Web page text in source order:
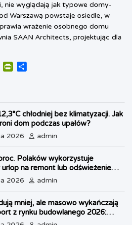
nie wyglądają jak typowe domy-
Warszawą powstaje osiedle, w
wrażenie osobnego domu
SAAN Architects, projektując dla
F
r
i
e
n
d
l
y
chłodniej bez klimatyzacji. Jak
dom podczas upałów?
2026 admin
Polaków wykorzystuje
na remont lub odświeżenie
2026 admin
mniej, ale masowo wykańczają
z rynku budowlanego 2026:
i boom na dachy